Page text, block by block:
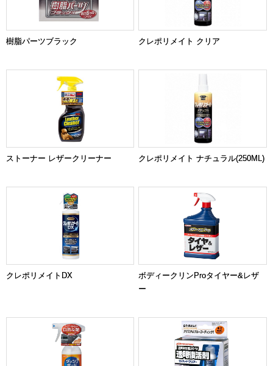
樹脂パーツブラック クレポリメイト クリア
ストーナー レザークリーナー クレポリメイト ナチュラル(250ML)
クレポリメイトDX
ボディークリンProタイヤー&レザ
ー